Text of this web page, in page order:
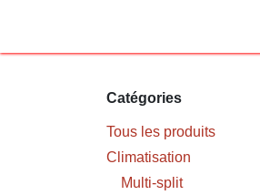
Catégories
Tous les produits
Climatisation
Multi-split